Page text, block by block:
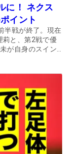
に！ ネクス
イント
半戦が終了。現在
莉と、第2戦で優
が自身のスイン